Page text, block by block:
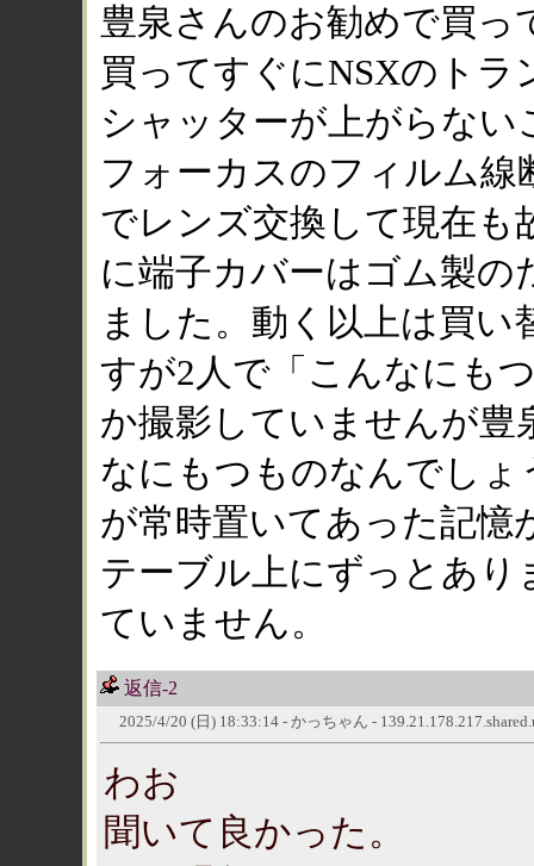
豊泉さんのお勧めで買っ
買ってすぐにNSXのト
シャッターが上がらな
フォーカスのフィルム
でレンズ交換して現在も
に端子カバーはゴム製
ました。動く以上は買
すが2人で「こんなにも
か撮影していませんが豊
なにもつものなんでし
が常時置いてあった記憶
テーブル上にずっとあ
ていません。
返信-2
2025/4/20 (日) 18:33:14 - かっちゃん -
わお
聞いて良かった。